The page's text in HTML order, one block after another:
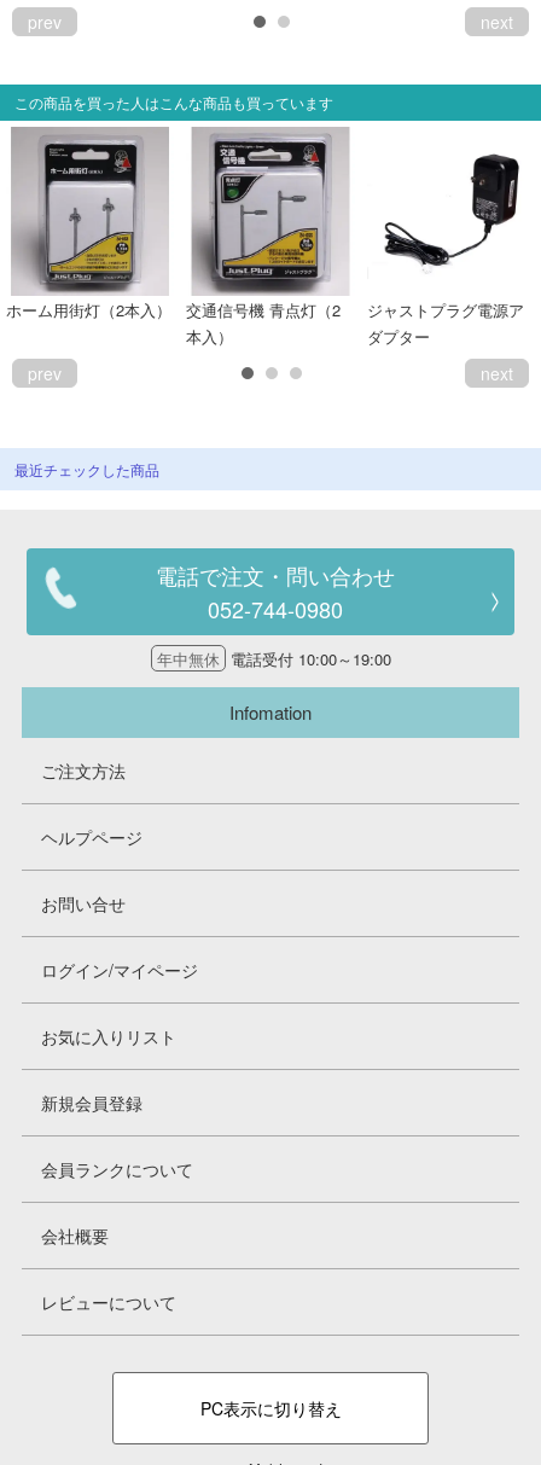
prev next
この商品を買った人はこんな商品も買っています
ホーム用街灯（2本入）
交通信号機 青点灯（2
本入）
ジャストプラグ電源ア
ダプター
prev next
最近チェックした商品
電話で注文・問い合わせ
052-744-0980
年中無休 電話受付 10:00～19:00
Infomation
ご注文方法
ヘルプページ
お問い合せ
ログイン/マイページ
お気に入りリスト
新規会員登録
会員ランクについて
会社概要
レビューについて
PC表示に切り替え